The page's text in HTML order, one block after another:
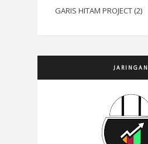
GARIS HITAM PROJECT (2)
JARINGAN